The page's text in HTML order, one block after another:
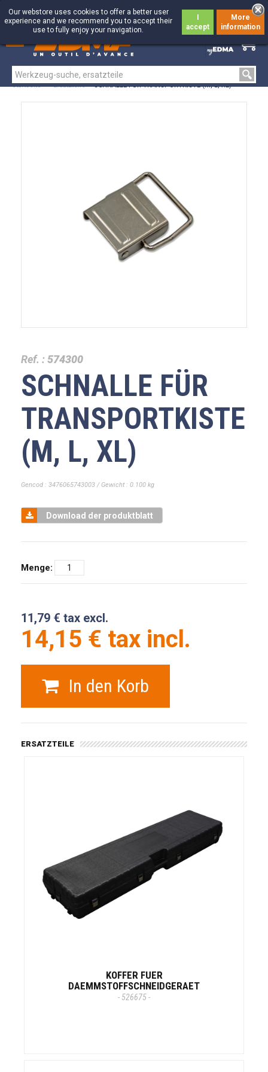
0
0
Our webstore uses cookies to offer a better user
experience and we recommend you to accept their
use to fully enjoy your navigation.
accept
More
information
Startseite > Ersatzteile > SCHNALLE FÜR TRANSPORTKISTE (M, L, XL)
Ref. :574300
SCHNALLE FÜR
TRANSPORTKISTE
(M, L, XL)
Gencod : 3476065743003 / Gewicht : 0.100 kg
Download der produktblatt
Menge:
11,79 € tax excl.
14,15 € tax incl.
In den Korb
ERSATZTEILE
KOFFER FUER
DAEMMSTOFFSCHNEIDGERAET
- 526675 -